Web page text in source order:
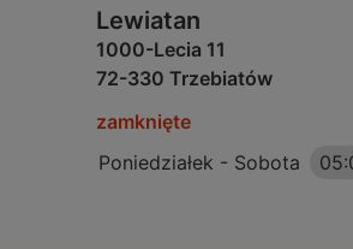
Lewiatan
1000-Lecia 11
72-330 Trzebiatów
zamknięte
Poniedziałek - Sobota